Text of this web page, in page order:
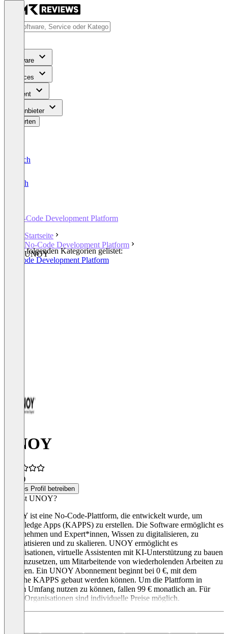
Software
Services
Content
Für Anbieter
Bewerten
Deutsch
English
No-Code Development Platform
Startseite
No-Code Development Platform
UNOY
In den folgenden Kategorien gelistet:
No-Code Development Platform
UNOY
(2)
Dieses Profil betreiben
Was ist UNOY?
UNOY ist eine No-Code-Plattform, die entwickelt wurde, um
Knowledge Apps (KAPPS) zu erstellen. Die Software ermöglicht es
Unternehmen und Expert*innen, Wissen zu digitalisieren, zu
automatisieren und zu skalieren. UNOY ermöglicht es
Organisationen, virtuelle Assistenten mit KI-Unterstützung zu bauen
und einzusetzen, um Mitarbeitende von wiederholenden Arbeiten zu
entlasten. Ein UNOY Abonnement beginnt bei 0 €, mit dem
einfache KAPPS gebaut werden können. Um die Plattform in
vollem Umfang nutzen zu können, fallen 99 € monatlich an. Für
große Organisationen sind individuelle Preise möglich.